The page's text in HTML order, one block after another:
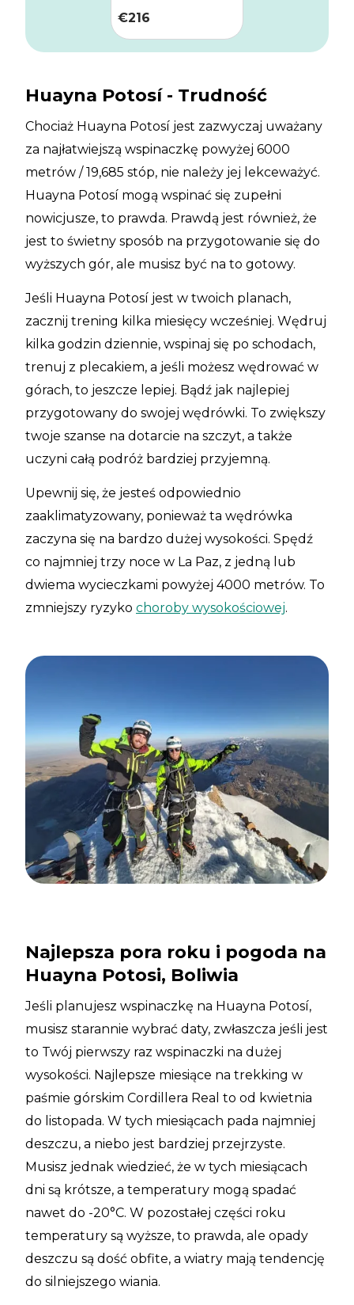
€216
Huayna Potosí - Trudność
Chociaż Huayna Potosí jest zazwyczaj uważany
za najłatwiejszą wspinaczkę powyżej 6000
metrów / 19,685 stóp, nie należy jej lekceważyć.
Huayna Potosí mogą wspinać się zupełni
nowicjusze, to prawda. Prawdą jest również, że
jest to świetny sposób na przygotowanie się do
wyższych gór, ale musisz być na to gotowy.
Jeśli Huayna Potosí jest w twoich planach,
zacznij trening kilka miesięcy wcześniej. Wędruj
kilka godzin dziennie, wspinaj się po schodach,
trenuj z plecakiem, a jeśli możesz wędrować w
górach, to jeszcze lepiej. Bądź jak najlepiej
przygotowany do swojej wędrówki. To zwiększy
twoje szanse na dotarcie na szczyt, a także
uczyni całą podróż bardziej przyjemną.
Upewnij się, że jesteś odpowiednio
zaaklimatyzowany, ponieważ ta wędrówka
zaczyna się na bardzo dużej wysokości. Spędź
co najmniej trzy noce w La Paz, z jedną lub
dwiema wycieczkami powyżej 4000 metrów. To
zmniejszy ryzyko choroby wysokościowej.
Najlepsza pora roku i pogoda na
Huayna Potosi, Boliwia
Jeśli planujesz wspinaczkę na Huayna Potosí,
musisz starannie wybrać daty, zwłaszcza jeśli jest
to Twój pierwszy raz wspinaczki na dużej
wysokości. Najlepsze miesiące na trekking w
paśmie górskim Cordillera Real to od kwietnia
do listopada. W tych miesiącach pada najmniej
deszczu, a niebo jest bardziej przejrzyste.
Musisz jednak wiedzieć, że w tych miesiącach
dni są krótsze, a temperatury mogą spadać
nawet do -20°C. W pozostałej części roku
temperatury są wyższe, to prawda, ale opady
deszczu są dość obfite, a wiatry mają tendencję
do silniejszego wiania.